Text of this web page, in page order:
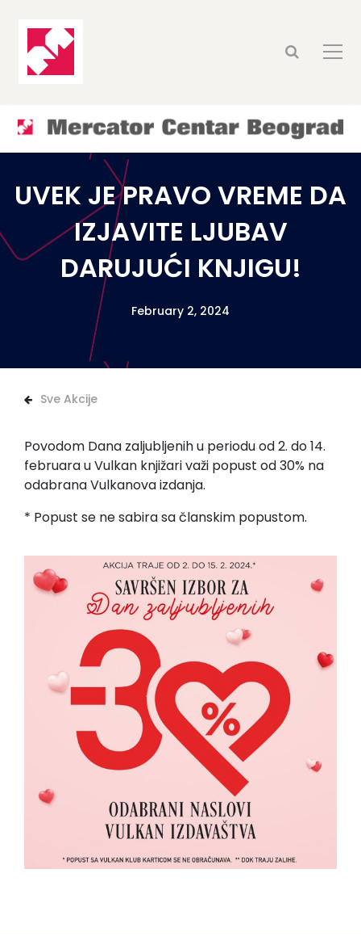
UVEK JE PRAVO VREME DA
IZJAVITE LJUBAV
DARUJUĆI KNJIGU!
February 2, 2024
Sve Akcije
Povodom Dana zaljubljenih u periodu od 2. do 14.
februara u Vulkan knjižari važi popust od 30% na
odabrana Vulkanova izdanja.
* Popust se ne sabira sa članskim popustom.